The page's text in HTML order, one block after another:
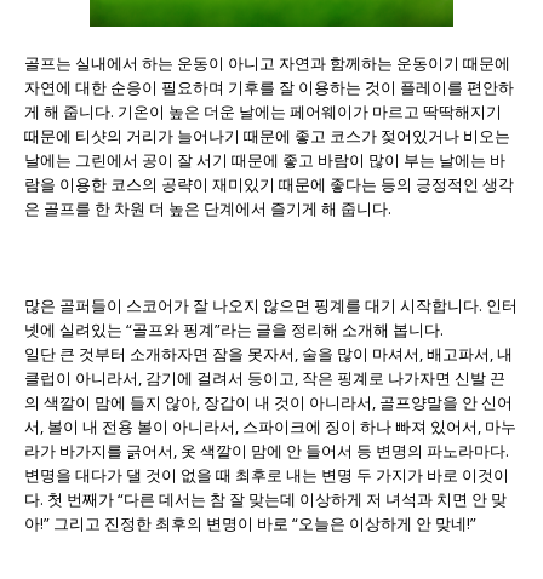
골프는 실내에서 하는 운동이 아니고 자연과 함께하는 운동이기 때문에
자연에 대한 순응이 필요하며 기후를 잘 이용하는 것이 플레이를 편안하
게 해 줍니다. 기온이 높은 더운 날에는 페어웨이가 마르고 딱딱해지기
때문에 티샷의 거리가 늘어나기 때문에 좋고 코스가 젖어있거나 비오는
날에는 그린에서 공이 잘 서기 때문에 좋고 바람이 많이 부는 날에는 바
람을 이용한 코스의 공략이 재미있기 때문에 좋다는 등의 긍정적인 생각
은 골프를 한 차원 더 높은 단계에서 즐기게 해 줍니다.
많은 골퍼들이 스코어가 잘 나오지 않으면 핑계를 대기 시작합니다. 인터
넷에 실려있는 “골프와 핑계”라는 글을 정리해 소개해 봅니다.
일단 큰 것부터 소개하자면 잠을 못자서, 술을 많이 마셔서, 배고파서, 내
클럽이 아니라서, 감기에 걸려서 등이고, 작은 핑계로 나가자면 신발 끈
의 색깔이 맘에 들지 않아, 장갑이 내 것이 아니라서, 골프양말을 안 신어
서, 볼이 내 전용 볼이 아니라서, 스파이크에 징이 하나 빠져 있어서, 마누
라가 바가지를 긁어서, 옷 색깔이 맘에 안 들어서 등 변명의 파노라마다.
변명을 대다가 댈 것이 없을 때 최후로 내는 변명 두 가지가 바로 이것이
다. 첫 번째가 “다른 데서는 참 잘 맞는데 이상하게 저 녀석과 치면 안 맞
아!” 그리고 진정한 최후의 변명이 바로 “오늘은 이상하게 안 맞네!”